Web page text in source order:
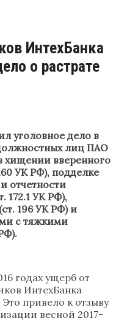
ИнтехБанка
о растрате
уголовное дело в
лиц ПАО
хищении вверенного
УК РФ), подделке
отчетности
172.1 УК РФ),
196 УК РФ) и
с тяжкими
годах ущерб от
ИнтехБанка
привело к отзыву
весной 2017-